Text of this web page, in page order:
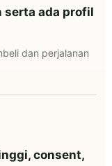
serta ada profil
dan perjalanan
consent,